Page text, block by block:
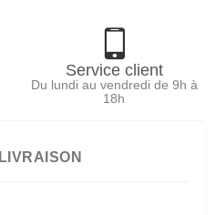
Service client
Du lundi au vendredi de 9h à
18h
LIVRAISON